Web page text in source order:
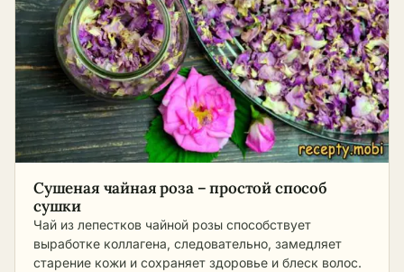
Сушеная чайная роза – простой способ
сушки
Чай из лепестков чайной розы способствует
выработке коллагена, следовательно, замедляет
старение кожи и сохраняет здоровье и блеск волос.